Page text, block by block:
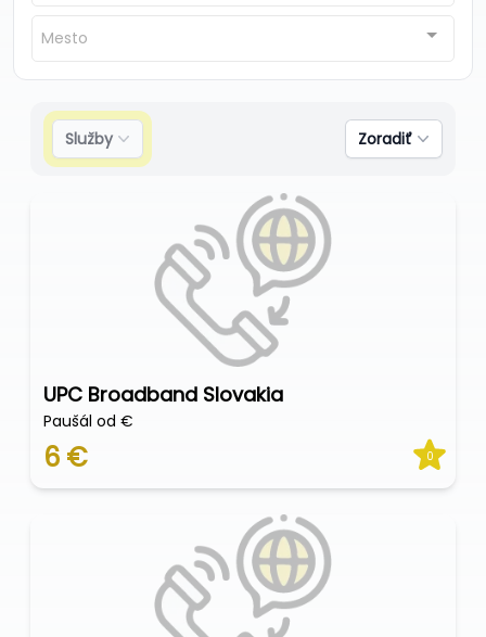
Mesto
Služby Zoradiť
UPC Broadband Slovakia
Paušál od €
6 € 0